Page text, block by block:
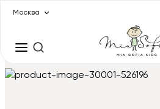
Москва